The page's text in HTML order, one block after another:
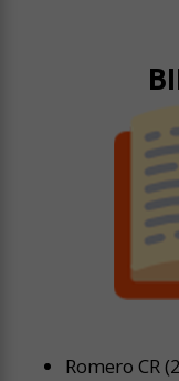
Romero CR